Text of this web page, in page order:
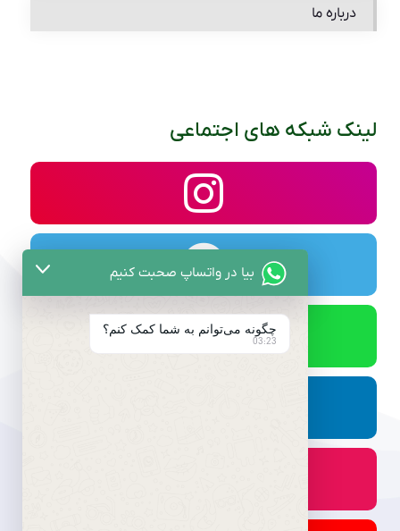
درباره ما
لینک شبکه های اجتماعی
بیا در واتساپ صحبت کنیم
چگونه می‌توانم به شما کمک کنم؟
03:23